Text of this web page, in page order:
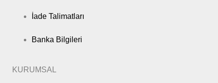
İade Talimatları
Banka Bilgileri
KURUMSAL